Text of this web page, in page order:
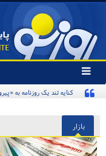
تغییر
وضعیت
منوی
ها
کنایه تند یک روزنامه به
بازار